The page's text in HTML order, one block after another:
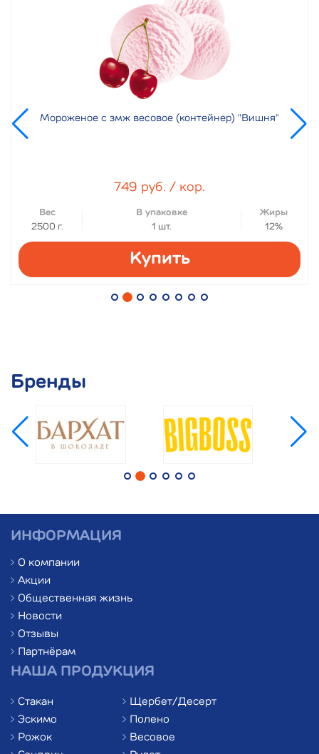
Мороженое с змж весовое (контейнер) "Вишня"
749 руб. / кор.
Вес
2500 г.
В упаковке
1 шт.
Жиры
12%
Купить
Бренды
ИНФОРМАЦИЯ
О компании
Акции
Общественная жизнь
Новости
Отзывы
Партнёрам
НАША ПРОДУКЦИЯ
Стакан
Эскимо
Рожок
Щербет/Десерт
Полено
Весовое